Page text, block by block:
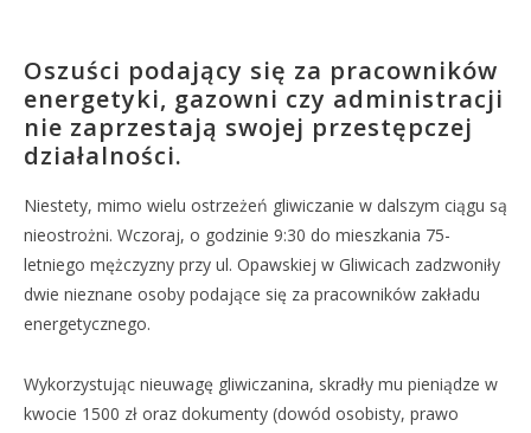
Oszuści podający się za pracowników
energetyki, gazowni czy administracji
nie zaprzestają swojej przestępczej
działalności.
Niestety, mimo wielu ostrzeżeń gliwiczanie w dalszym ciągu są
nieostrożni. Wczoraj, o godzinie 9:30 do mieszkania 75-
letniego mężczyzny przy ul. Opawskiej w Gliwicach zadzwoniły
dwie nieznane osoby podające się za pracowników zakładu
energetycznego.
Wykorzystując nieuwagę gliwiczanina, skradły mu pieniądze w
kwocie 1500 zł oraz dokumenty (dowód osobisty, prawo